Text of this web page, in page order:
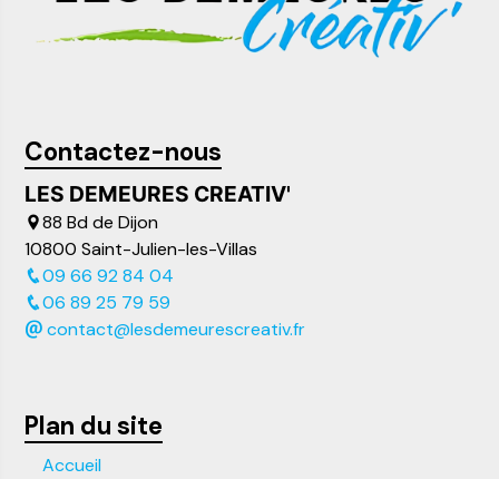
Contactez-nous
LES DEMEURES CREATIV'
88 Bd de Dijon
10800 Saint-Julien-les-Villas
09 66 92 84 04
06 89 25 79 59
contact@lesdemeurescreativ.fr
Plan du site
Accueil